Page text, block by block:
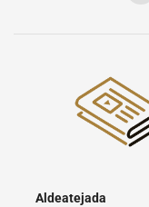
Aldeatejada